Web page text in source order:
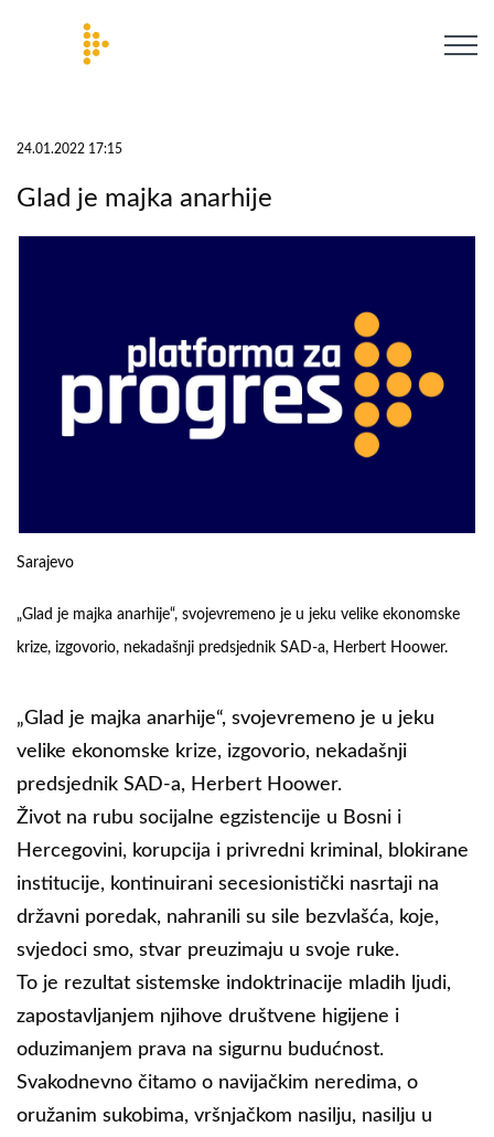
24.01.2022 17:15
Glad je majka anarhije
Sarajevo
„Glad je majka anarhije“, svojevremeno je u jeku velike ekonomske
krize, izgovorio, nekadašnji predsjednik SAD-a, Herbert Hoower.
„Glad je majka anarhije“, svojevremeno je u jeku
velike ekonomske krize, izgovorio, nekadašnji
predsjednik SAD-a, Herbert Hoower.
Život na rubu socijalne egzistencije u Bosni i
Hercegovini, korupcija i privredni kriminal, blokirane
institucije, kontinuirani secesionistički nasrtaji na
državni poredak, nahranili su sile bezvlašća, koje,
svjedoci smo, stvar preuzimaju u svoje ruke.
To je rezultat sistemske indoktrinacije mladih ljudi,
zapostavljanjem njihove društvene higijene i
oduzimanjem prava na sigurnu budućnost.
Svakodnevno čitamo o navijačkim neredima, o
oružanim sukobima, vršnjačkom nasilju, nasilju u